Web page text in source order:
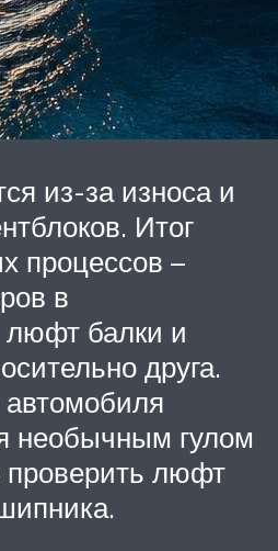
из-за износа и
Итог
процессов –
в
люфт балки и
друга.
необычным гулом
проверить люфт